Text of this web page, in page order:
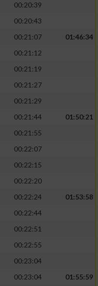
00:20:39
00:20:43
00:21:07
01:46:34
00:21:12
00:21:19
00:21:27
00:21:29
00:21:44
01:50:21
00:21:55
00:22:07
00:22:15
00:22:20
00:22:24
01:53:58
00:22:44
00:22:51
00:22:55
00:23:04
00:23:04
01:55:59